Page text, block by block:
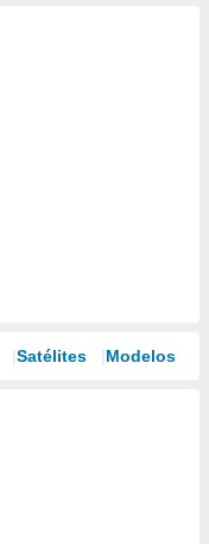
Satélites Modelos